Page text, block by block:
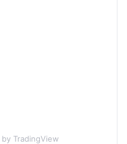
by TradingView